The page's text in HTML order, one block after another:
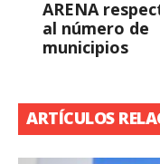
ARENA
al número de
municipios
ARTÍCULOS